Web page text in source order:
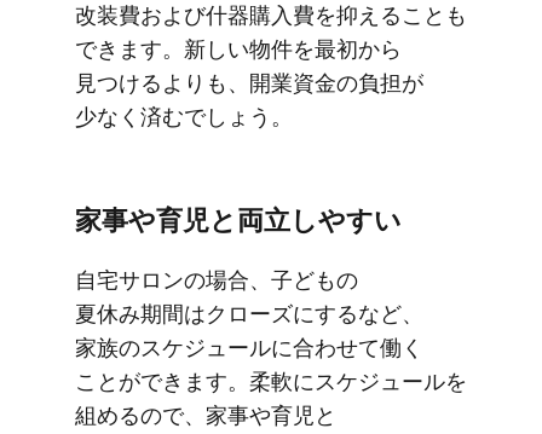
改装費および​什器購入費を​​抑える​​ことも​
できます。​​新しい​​物件を​​最初から​​
見つける​​よりも、​開業​資金の​負担が​​
少なく​​済むでしょう。
家事や​​育児と​​両立しやすい
自宅サロンの​​場合、​​子ど​もの​​
夏休み期間は​​クローズに​​するなど、​​
家族の​​スケジュールに​​合わせて​​働く​​
ことができます。​​柔軟に​​スケジュールを​​
組めるので、​​家事や​​育児と​​